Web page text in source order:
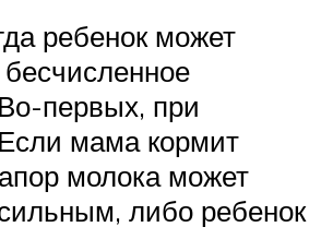
ребенок может
первых, при
мама кормит
молока может
либо ребенок